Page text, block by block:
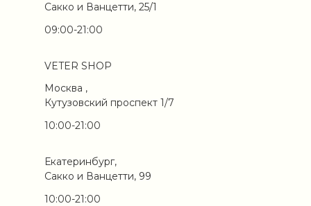
10:00-21:00
Екатеринбург,
Сакко и Ванцетти, 99
Сакко и Ванцетти, 25/1
09:00-21:00
VETER SHOP
Москва ,
Кутузовский проспект 1/7
10:00-21:00